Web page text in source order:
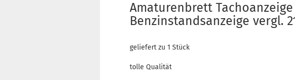
Amaturenbrett Tachoanzeige
Benzinstandsanzeige vergl.
geliefert zu 1 Stück
tolle Qualität